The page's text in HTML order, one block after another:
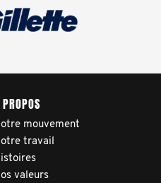
mouvement
travail
valeurs